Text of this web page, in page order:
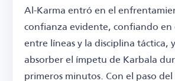
Al-Karma entró en el
confianza evidente, confiando
entre líneas y la disciplina táctica,
absorber el ímpetu de Karbala
primeros minutos. Con el paso